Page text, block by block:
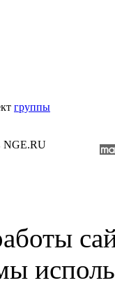
группы
NGE.RU